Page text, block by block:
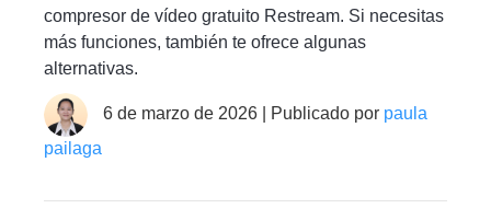
compresor de vídeo gratuito Restream. Si necesitas
más funciones, también te ofrece algunas
alternativas.
6 de marzo de 2026 | Publicado por paula
pailaga